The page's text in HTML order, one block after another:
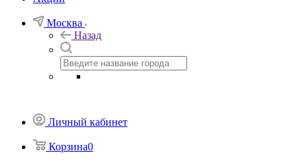
Москва
Назад
Личный кабинет
Корзина0